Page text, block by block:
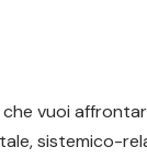
vuoi
sistemico-